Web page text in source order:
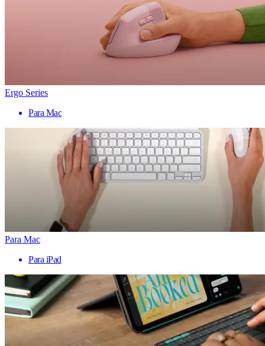
Ergo Series
Para Mac
Para Mac
Para iPad